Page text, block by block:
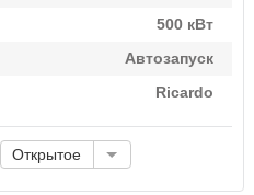
500 кВт
Автозапуск
Ricardo
Открытое